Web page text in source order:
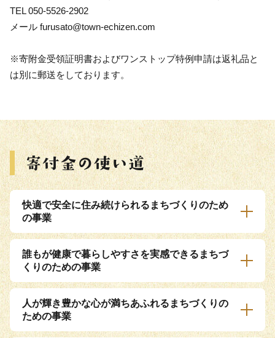
TEL 050-5526-2902
メール furusato@town-echizen.com
※寄附金受領証明書およびワンストップ特例申請は返礼品と
は別に郵送をしております。
快適で安全に住み続けられるまちづくりのため
の事業
誰もが健康で暮らしやすさを実感できるまちづ
くりのための事業
人が輝き豊かな心が満ちあふれるまちづくりの
ための事業